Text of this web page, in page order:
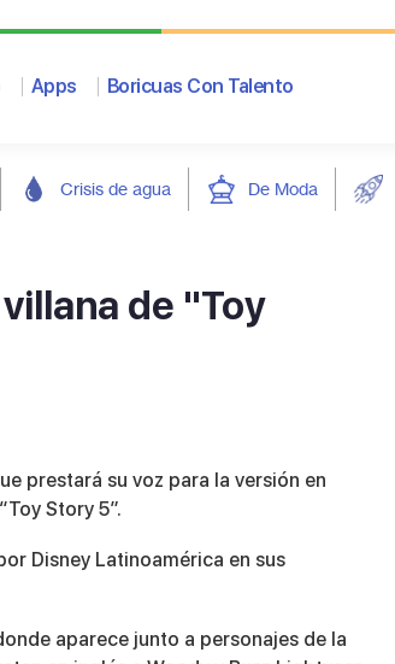
Apps Boricuas Con Talento
Crisis de agua De Moda
de "Toy
prestará su voz para la versión en
Story 5”.
Disney Latinoamérica en sus
aparece junto a personajes de la